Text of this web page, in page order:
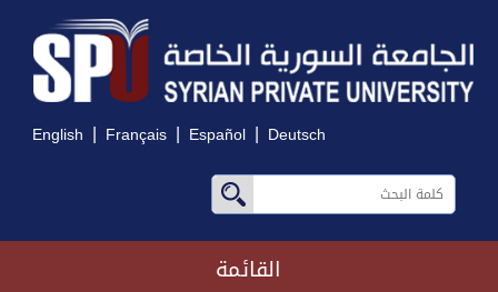
English | Français | Español | Deutsch
القائمة